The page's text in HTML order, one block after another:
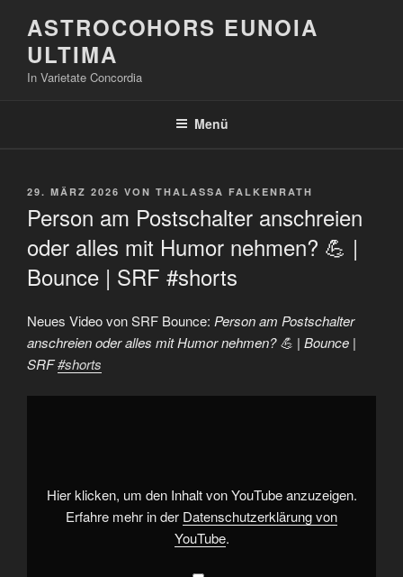
Inhalt
springen
ASTROCOHORS EUNOIA
ULTIMA
In Varietate Concordia
Menü
VERÖFFENTLICHT
29. MÄRZ 2026 VON THALASSA FALKENRATH
Person am Postschalter anschreien
oder alles mit Humor nehmen? 💪 |
Bounce | SRF #shorts
Neues Video von SRF Bounce: Person am Postschalter
anschreien oder alles mit Humor nehmen? 💪 | Bounce |
SRF#shorts
„Person
Humor
nehmen?
Hier klicken, um den Inhalt von YouTube anzuzeigen.
Erfahre mehr in der Datenschutzerklärung von
YouTube.